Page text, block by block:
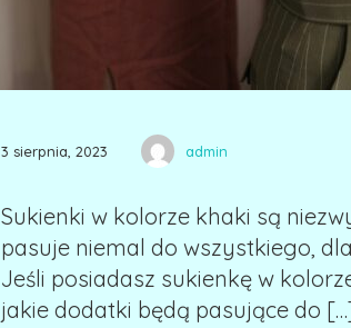
3 sierpnia, 2023 admin
Sukienki w kolorze khaki są
pasuje niemal do wszystkiego,
Jeśli posiadasz sukienkę w
jakie dodatki będą pasujące do